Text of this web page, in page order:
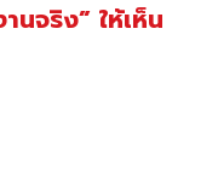
นจริง” ให้เห็น